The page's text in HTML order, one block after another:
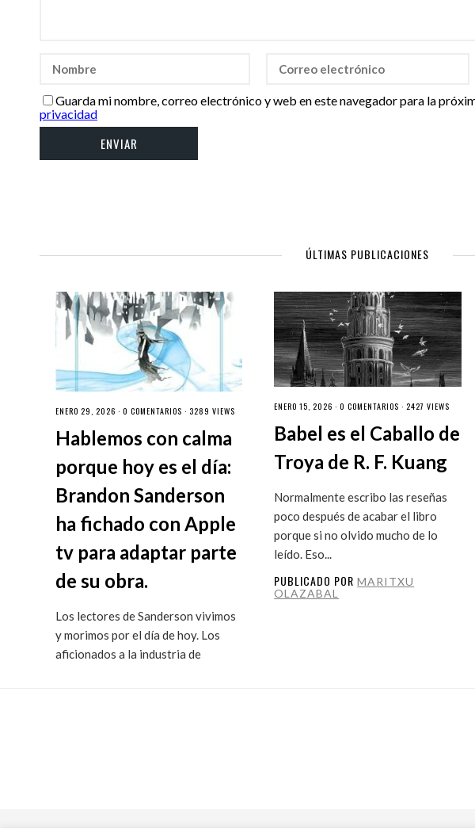
Guarda mi nombre, correo electrónico y web en este navegador para la
privacidad
ÚLTIMAS PUBLICACIONES
ENERO 29, 2026 · 0 COMENTARIOS · 3289 VIEWS
Hablemos con calma
porque hoy es el día:
Brandon Sanderson
ha fichado con Apple
tv para adaptar parte
de su obra.
Los lectores de Sanderson vivimos
y morimos por el día de hoy. Los
aficionados a la industria de
ENERO 15, 2026 ·0 COMENTARIOS · 2427 VIEWS
Babel es el Caballo de
Troya de R. F. Kuang
Normalmente escribo las reseñas
poco después de acabar el libro
porque si no olvido mucho de lo
leído. Eso...
PUBLICADO PORMARITXU
OLAZABAL